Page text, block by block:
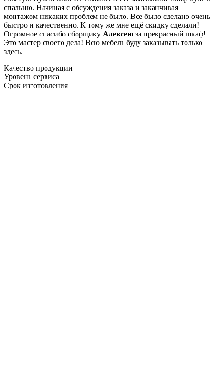
спальню. Начиная с обсуждения заказа и заканчивая
монтажом никаких проблем не было. Все было сделано очень
быстро и качественно. К тому же мне ещё скидку сделали!
Огромное спасибо сборщику Алексею за прекрасный шкаф!
Это мастер своего дела! Всю мебель буду заказывать только
здесь.
Качество продукции
Уровень сервиса
Срок изготовления